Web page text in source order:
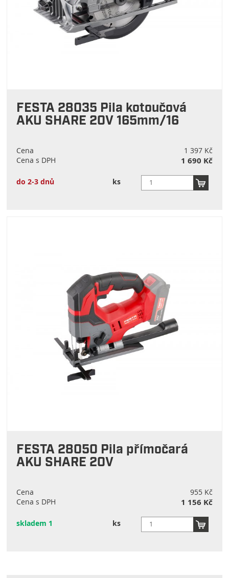
FESTA 28035 Pila kotoučová
AKU SHARE 20V 165mm/16
Cena
1 397 Kč
Cena s DPH
1 690 Kč
do 2-3 dnů ks
FESTA 28050 Pila přímočará
AKU SHARE 20V
Cena
955 Kč
Cena s DPH
1 156 Kč
skladem 1 ks